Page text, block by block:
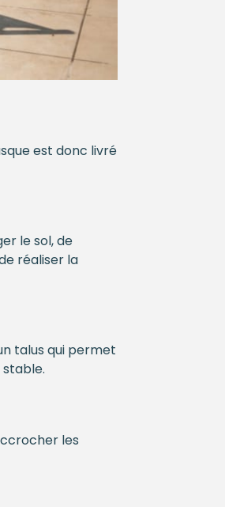
est donc livré
le sol, de
réaliser la
talus qui permet
les